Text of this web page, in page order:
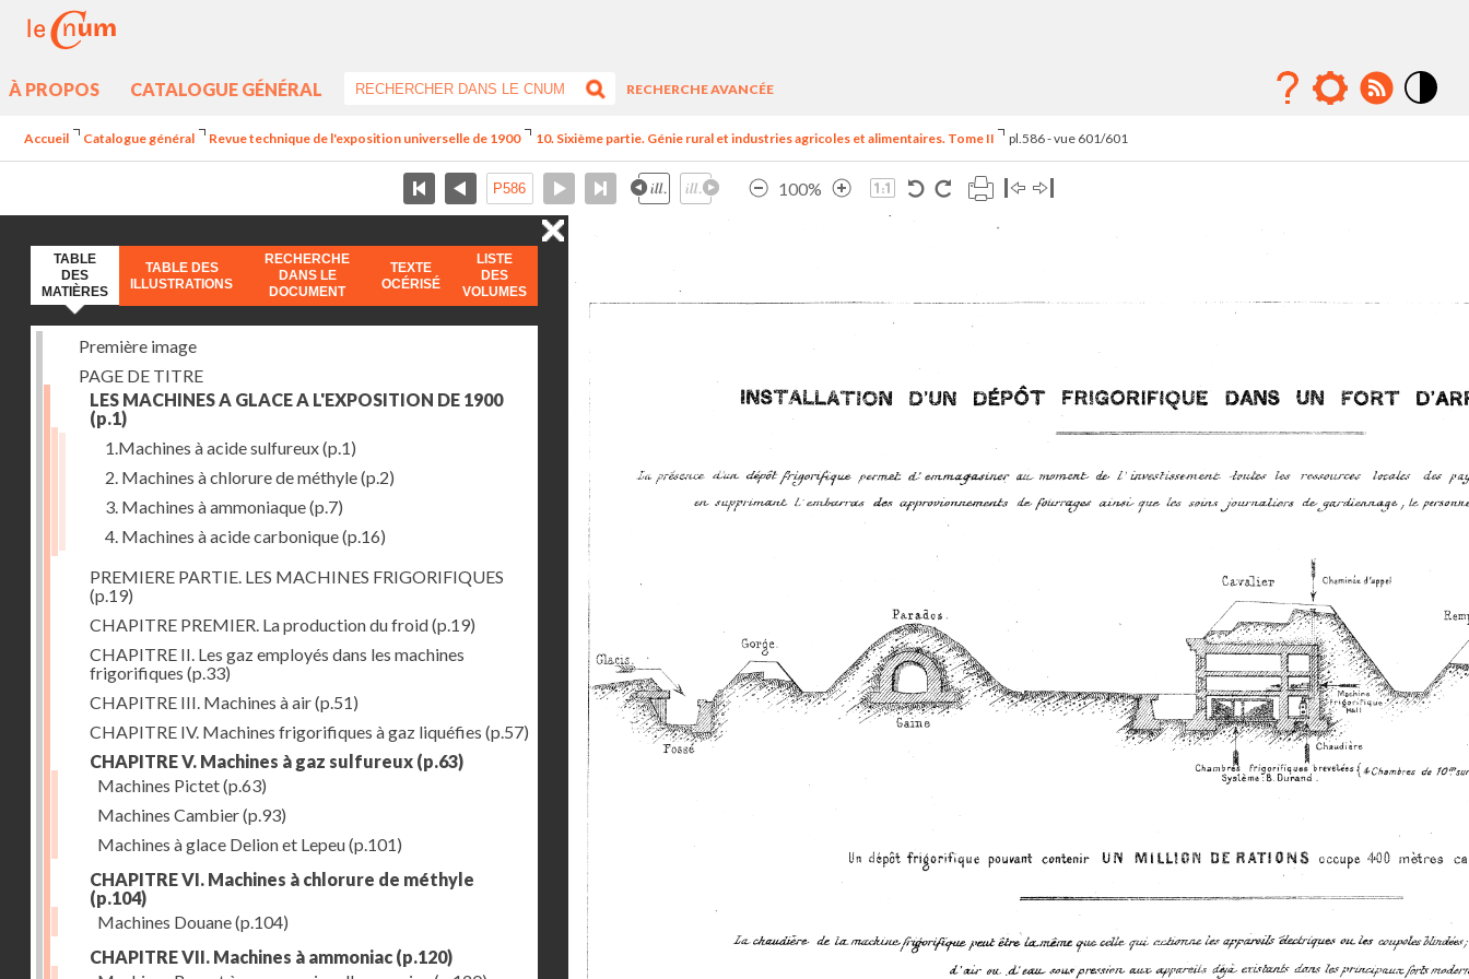
À PROPOS CATALOGUE GÉNÉRAL
RECHERCHE AVANCÉE
Accueil Catalogue général Revue technique de l'exposition universelle de 1900 10. Sixième partie. Génie rural et industries agricoles et alimentaires. Tome II pl.586 - vue 601/601
100%
TABLE
DES
MATIÈRES
TABLE DES
ILLUSTRATIONS
RECHERCHE
DANS LE
DOCUMENT
TEXTE
OCÉRISÉ
LISTE
DES
VOLUMES
Première image
PAGE DE TITRE
LES MACHINES A GLACE A L'EXPOSITION DE 1900
(p.1)
1.Machines à acide sulfureux(p.1)
2. Machines à chlorure de méthyle(p.2)
3. Machines à ammoniaque(p.7)
4. Machines à acide carbonique(p.16)
PREMIERE PARTIE. LES MACHINES FRIGORIFIQUES
(p.19)
CHAPITRE PREMIER. La production du froid(p.19)
CHAPITRE II. Les gaz employés dans les machines
frigorifiques (p.33)
CHAPITRE III. Machines à air(p.51)
CHAPITRE IV. Machines frigorifiques à gaz liquéfies (p.57)
CHAPITRE V. Machines à gaz sulfureux (p.63)
Machines Pictet(p.63)
Machines Cambier(p.93)
Machines à glace Delion et Lepeu(p.101)
CHAPITRE VI. Machines à chlorure de méthyle
(p.104)
Machines Douane(p.104)
CHAPITRE VII. Machines à ammoniac (p.120)